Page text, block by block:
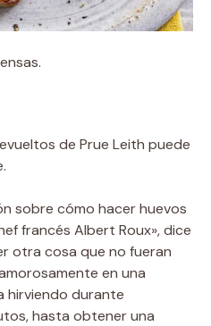
de Prue Leith puede
sobre cómo hacer huevos
francés Albert Roux», dice
otra cosa que no fueran
en una
hirviendo durante
hasta obtener una